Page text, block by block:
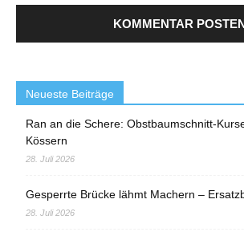
Neueste Beiträge
Ran an die Schere: Obstbaumschnitt-
Kössern
28. Juli 2026
Gesperrte Brücke lähmt Machern –
28. Juli 2026